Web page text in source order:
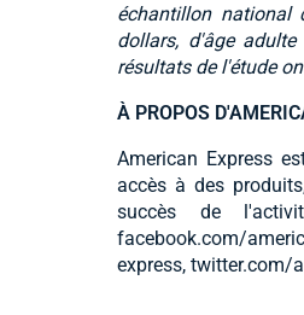
échantillon
dollars, d'âge
résultats de l'étude
À PROPOS
American Express
accès à des
succès de
facebook.com/
express, twitter.com/